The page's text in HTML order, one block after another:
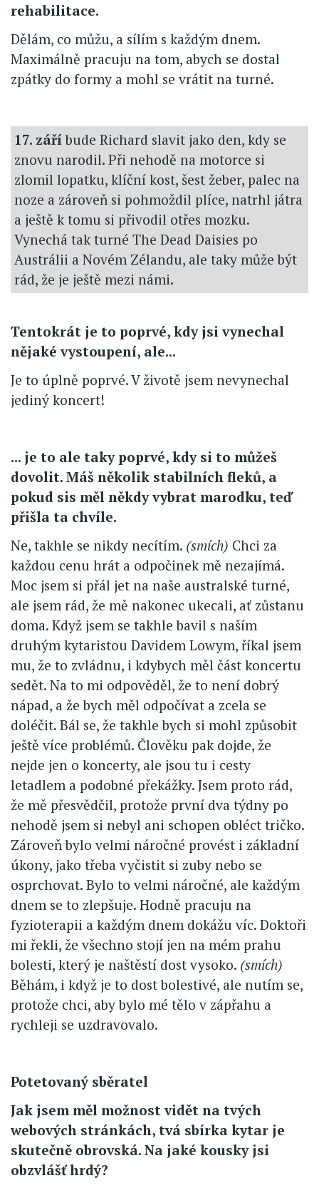
rehabilitace.
Dělám, co můžu, a sílím s každým dnem.
Maximálně pracuju na tom, abych se dostal
zpátky do formy a mohl se vrátit na turné.
17. září bude Richard slavit jako den, kdy se
znovu narodil. Při nehodě na motorce si
zlomil lopatku, klíční kost, šest žeber, palec na
noze a zároveň si pohmoždil plíce, natrhl játra
a ještě k tomu si přivodil otřes mozku.
Vynechá tak turné The Dead Daisies po
Austrálii a Novém Zélandu, ale taky může být
rád, že je ještě mezi námi.
Tentokrát je to poprvé, kdy jsi vynechal
nějaké vystoupení, ale...
Je to úplně poprvé. V životě jsem nevynechal
jediný koncert!
... je to ale taky poprvé, kdy si to můžeš
dovolit. Máš několik stabilních fleků, a
pokud sis měl někdy vybrat marodku, teď
přišla ta chvíle.
Ne, takhle se nikdy necítím. (smích) Chci za
každou cenu hrát a odpočinek mě nezajímá.
Moc jsem si přál jet na naše australské turné,
ale jsem rád, že mě nakonec ukecali, ať zůstanu
doma. Když jsem se takhle bavil s naším
druhým kytaristou Davidem Lowym, říkal jsem
mu, že to zvládnu, i kdybych měl část koncertu
sedět. Na to mi odpověděl, že to není dobrý
nápad, a že bych měl odpočívat a zcela se
doléčit. Bál se, že takhle bych si mohl způsobit
ještě více problémů. Člověku pak dojde, že
nejde jen o koncerty, ale jsou tu i cesty
letadlem a podobné překážky. Jsem proto rád,
že mě přesvědčil, protože první dva týdny po
nehodě jsem si nebyl ani schopen obléct tričko.
Zároveň bylo velmi náročné provést i základní
úkony, jako třeba vyčistit si zuby nebo se
osprchovat. Bylo to velmi náročné, ale každým
dnem se to zlepšuje. Hodně pracuju na
fyzioterapii a každým dnem dokážu víc. Doktoři
mi řekli, že všechno stojí jen na mém prahu
bolesti, který je naštěstí dost vysoko. (smích)
Běhám, i když je to dost bolestivé, ale nutím se,
protože chci, aby bylo mé tělo v zápřahu a
rychleji se uzdravovalo.
Potetovaný sběratel
Jak jsem měl možnost vidět na tvých
webových stránkách, tvá sbírka kytar je
skutečně obrovská. Na jaké kousky jsi
obzvlášť hrdý?